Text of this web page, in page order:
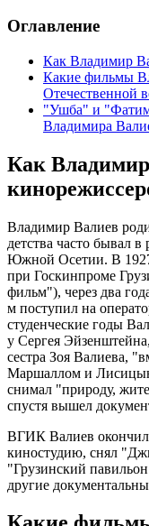
Оглавление
Как Владимир
Какие фильмы
Отечественной
"Ушба" и
Владимира
Как
Владимир Валиев
детства часто бывал
Южной Осетии. В 1927
при Госкинпроме
фильм"), через два
м поступил на
студенческие годы
у Сергея
сестра Зоя Валиева,
Маршаллом и
снимал "природу,
спустя вышел
ВГИК Валиев окончил
киностудию, снял
"Грузинский
другие